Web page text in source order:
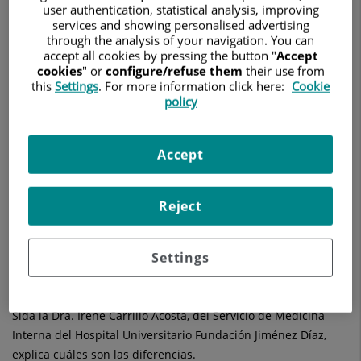
las diferencias.
HOSPITAL UNIVERSITARIO FUNDACIÓN JIMÉNEZ DÍAZ
Sida la Dra. Irene Carrillo Acosta, del Servicio de Medicina
Interna del Hospital Universitario Fundación Jiménez Díaz,
explica cuáles son las diferencias.
user authentication, statistical analysis, improving
services and showing personalised advertising
through the analysis of your navigation. You can
accept all cookies by pressing the button "Accept
cookies" or configure/refuse them their use from
this Settings. For more information click here: Cookie
policy
Settings
Reject
Accept